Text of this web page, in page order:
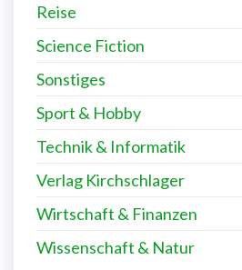
Reise
Science Fiction
Sonstiges
Sport & Hobby
Technik & Informatik
Verlag Kirchschlager
Wirtschaft & Finanzen
Wissenschaft & Natur